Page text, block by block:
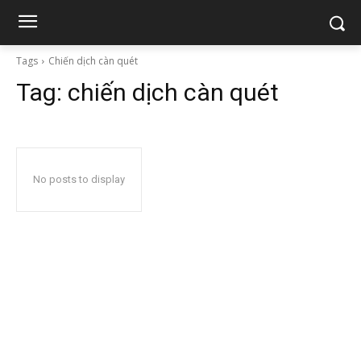
Tags Chiến dịch càn quét
Tag: chiến dịch càn quét
No posts to display